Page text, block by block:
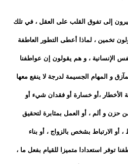
إلى تفوق القلب على العقل ، في تلك
تخمين ، لماذا أعطى التطور العاطفة
الإنسانية ، و هم يقولون إن عواطفنا
و المهام الجسيمة لدرجة لا ينفع معها
الأخطار ،أو خسارة أو فقدان شيء أو
و ألم ، أو العمل بمثابرة لتحقيق
الارتباط بشخص بالزواج ، أو بناء
توفر استعدادا متميزا للقيام بفعل ما ،